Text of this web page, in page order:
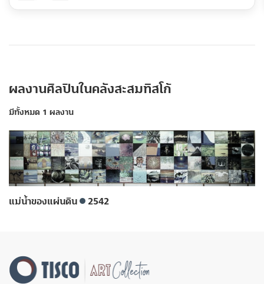
ผลงานศิลปินในคลังสะสมทิสโก้
มีทั้งหมด 1 ผลงาน
แม่น้ำของแผ่นดิน 2542